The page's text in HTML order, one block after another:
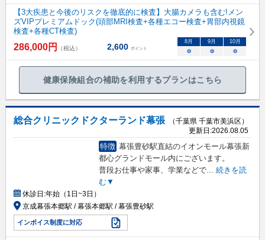
【3大疾患と今後のリスクを徹底的に検査】大腸カメラも含む!メン
ズVIPプレミアムドック(頭部MRI検査+各種エコー検査+胃部内視鏡
検査+各種CT検査)
286,000円 （税込） 2,600 ポイント
8月 9月 10月
○ ○ ○
健康保険組合の補助を利用するプランはこちら
総合クリニックドクターランド幕張
（千葉県 千葉市美浜区）
更新日:2026.08.05
特徴 幕張豊砂駅直結のイオンモール幕張新
都心グランドモール内にございます。
普段お仕事や家事、学業などで... 続きを読
む▼
休診日:年始（1日~3日）
京成幕張本郷駅 / 幕張本郷駅 / 幕張豊砂駅
インボイス制度に対応